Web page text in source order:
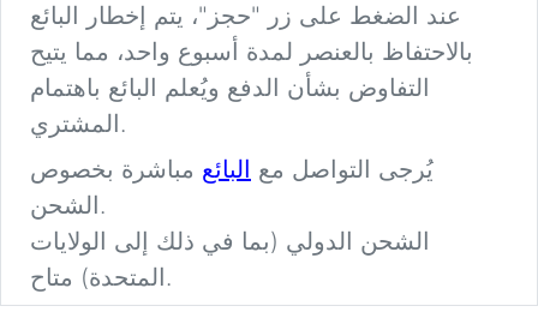
عند الضغط على زر "حجز"، يتم إخطار البائع
بالاحتفاظ بالعنصر لمدة أسبوع واحد، مما يتيح
التفاوض بشأن الدفع ويُعلم البائع باهتمام
المشتري.
يُرجى التواصل مع البائع مباشرة بخصوص
الشحن.
الشحن الدولي (بما في ذلك إلى الولايات
المتحدة) متاح.